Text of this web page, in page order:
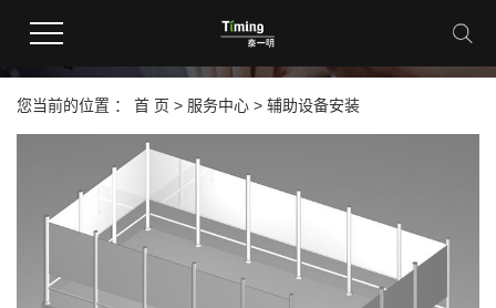
辅助设备安装
您当前的位置 ： 首 页 > 服务中心 > 辅助设备安装